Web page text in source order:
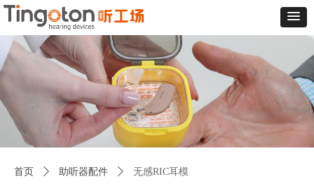
首页 ꄲ 助听器配件 ꄲ 无感RIC耳模